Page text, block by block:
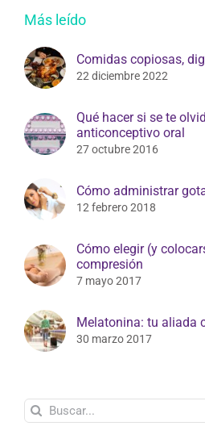
Más leído
Comidas copiosas,
22 diciembre 2022
Qué hacer si se te
anticonceptivo oral
27 octubre 2016
Cómo administrar
12 febrero 2018
Cómo elegir (y
compresión
7 mayo 2017
Melatonina: tu aliada
30 marzo 2017
Buscar: